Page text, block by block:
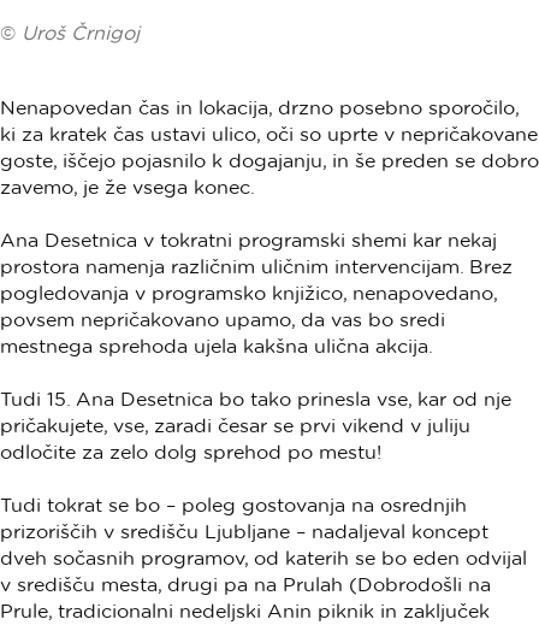
© Uroš Črnigoj
Nenapovedan čas in lokacija, drzno posebno sporočilo,
ki za kratek čas ustavi ulico, oči so uprte v nepričakovane
goste, iščejo pojasnilo k dogajanju, in še preden se dobro
zavemo, je že vsega konec.
Ana Desetnica v tokratni programski shemi kar nekaj
prostora namenja različnim uličnim intervencijam. Brez
pogledovanja v programsko knjižico, nenapovedano,
povsem nepričakovano upamo, da vas bo sredi
mestnega sprehoda ujela kakšna ulična akcija.
Tudi 15. Ana Desetnica bo tako prinesla vse, kar od nje
pričakujete, vse, zaradi česar se prvi vikend v juliju
odločite za zelo dolg sprehod po mestu!
Tudi tokrat se bo – poleg gostovanja na osrednjih
prizoriščih v središču Ljubljane – nadaljeval koncept
dveh sočasnih programov, od katerih se bo eden odvijal
v središču mesta, drugi pa na Prulah (Dobrodošli na
Prule, tradicionalni nedeljski Anin piknik in zaključek